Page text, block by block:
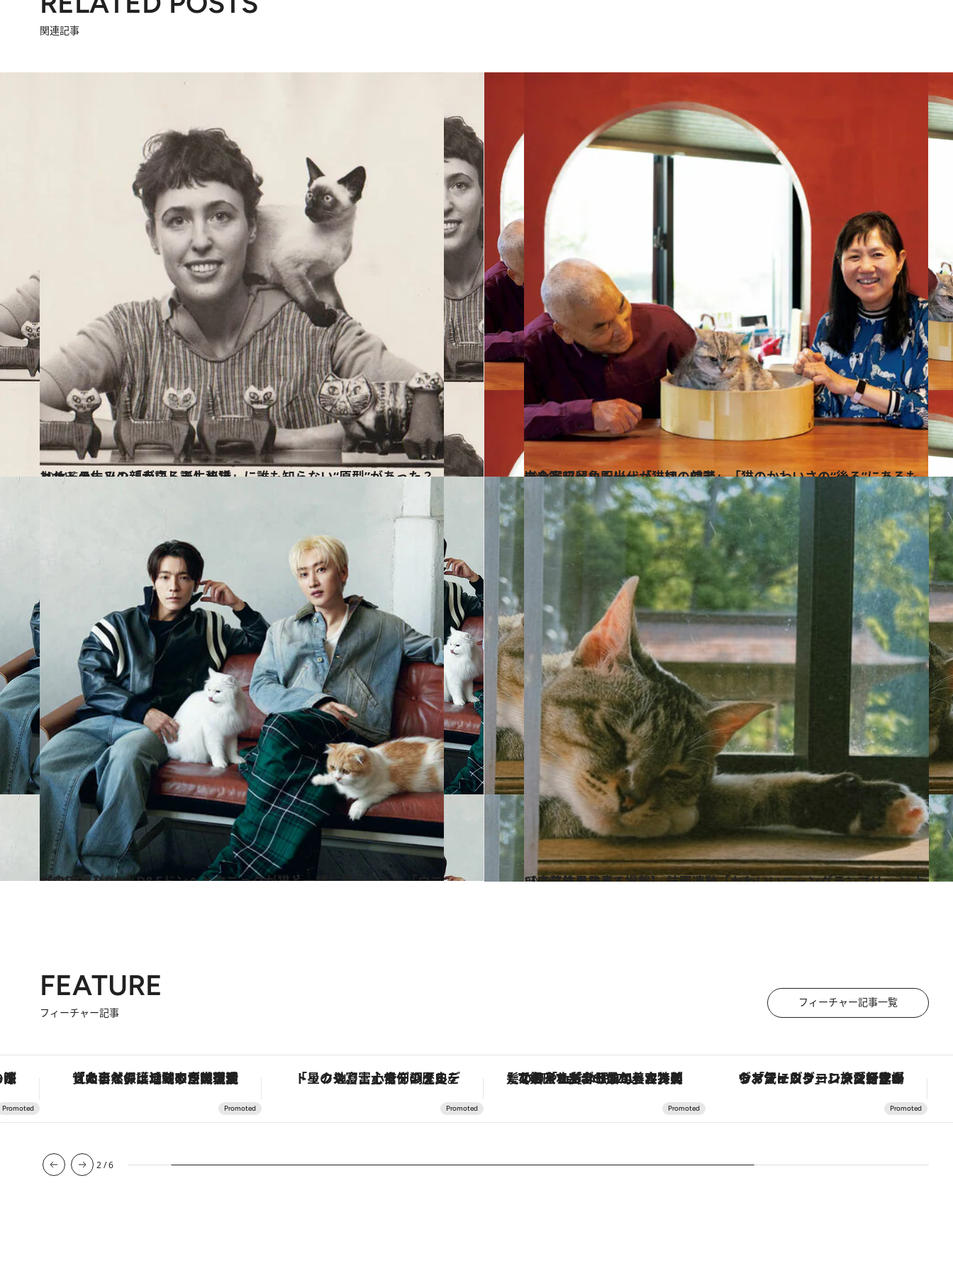
関連記事
2024.6.11
リサ・ラーソン「赤白しましま猫」に誰も知らない“原型”があった？ ヒットの生みの親が語る誕生秘話
カルチャー 2024.6.7
岩合光昭と角田光代が、初の対談。「猫のかわいさの“後ろ”にあるものを写し留めたい」「猫は、使者」
カルチャー
2024.6.7
SUPER JUNIOR-D&Eドンヘとウニョクが猫と一緒に暮らしたら「ウニョクは猫みたい」
カルチャー 2024.6.7
【応募作品すべて掲載】 誌面連動「かわいいニャングランプリ」 いよいよ、結果発表！
ライフスタイル
FEATURE
フィーチャー記事
フィーチャー記事一覧
呼ぶ郷土の味 「大事なのは地域の意識を変えること」。ロレックス賞受賞の自然保護活動家が実現させたナイジェリアの自然環境の復活 「星のや富士」でデジタルデトックス。冨士信仰の歴史を辿り、心身を調える。 【銀座で出合う最旬美容】美髪ケアや上質な眠り…セルフケアのアップデートから、特別な名入れギフトまで。大人のための「ReFa GINZA」クルーズ ヴァシュロン・コンスタンタン「オーヴァーシーズ・オートマティック」。旅愛好家のお気に入りコレクションから、ジェンダーレスな新作が登場
2/6